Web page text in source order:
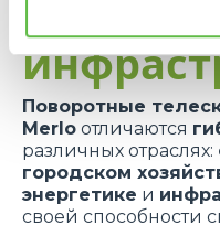
Поворотные
Merlo отличаются
различных отраслях:
городском
энергетике и
своей способности